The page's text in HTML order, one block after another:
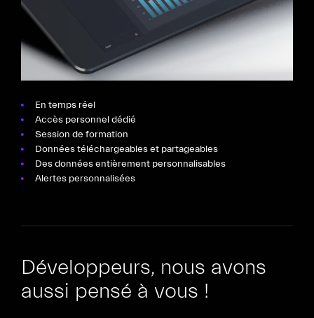
En temps réel
Accès personnel dédié
Session de formation
Données téléchargeables et partageables
Des données entièrement personnalisables
Alertes personnalisées
Développeurs, nous avons
aussi pensé à vous !